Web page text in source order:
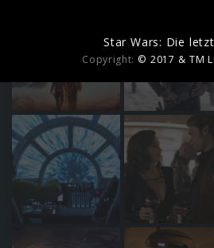
Star Wars: Die
Copyright: © 2017 & TM